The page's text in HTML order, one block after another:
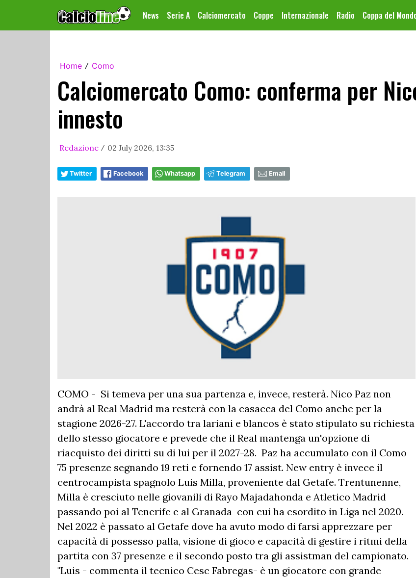
News Serie A Calciomercato Coppe Internazionale Radio Coppa del
Home / Como
Calciomercato Como: conferma per
innesto
Redazione / 02 July 2026, 13:35
Twitter Facebook Whatsapp Telegram Email
COMO - Si temeva per una sua partenza e, invece, resterà. Nico Paz non
andrà al Real Madrid ma resterà con la casacca del Como anche per la
stagione 2026-27. L'accordo tra lariani e blancos è stato stipulato su richiesta
dello stesso giocatore e prevede che il Real mantenga un'opzione di
riacquisto dei diritti su di lui per il 2027-28. Paz ha accumulato con il Como
75 presenze segnando 19 reti e fornendo 17 assist. New entry è invece il
centrocampista spagnolo Luis Milla, proveniente dal Getafe. Trentunenne,
Milla è cresciuto nelle giovanili di Rayo Majadahonda e Atletico Madrid
passando poi al Tenerife e al Granada con cui ha esordito in Liga nel 2020.
Nel 2022 è passato al Getafe dove ha avuto modo di farsi apprezzare per
capacità di possesso palla, visione di gioco e capacità di gestire i ritmi della
partita con 37 presenze e il secondo posto tra gli assistman del campionato.
"Luis - commenta il tecnico Cesc Fabregas- è un giocatore con grande